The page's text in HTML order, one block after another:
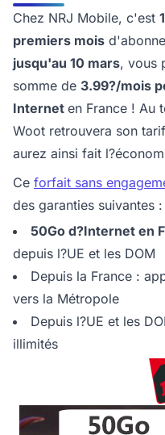
Chez NRJ Mobile, c'est
premiers mois
jusqu'au 10 mars, vous
somme de 3.99?/mois
Internet en France ! Au
Woot retrouvera son
aurez ainsi fait
Ce forfait sans
des garanties suivantes :
50Go d?Internet en
depuis l?UE et les DOM
Depuis la France :
vers la Métropole
Depuis l?UE et les
illimités